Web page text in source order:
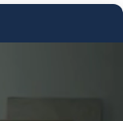
par
la
régulières